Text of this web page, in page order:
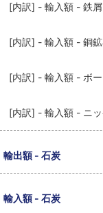
[内訳] - 輸入額 - 鉄
[内訳] - 輸入額 - 銅
[内訳] - 輸入額 - ボー
[内訳] - 輸入額 - ニ
輸出額 - 石炭
輸入額 - 石炭